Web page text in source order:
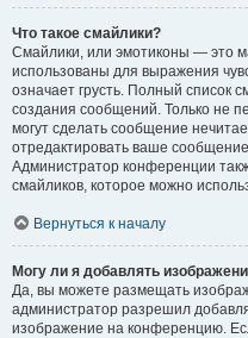
Что такое смайлики?
Смайлики, или эмотиконы — это
использованы для выражения
означает грусть. Полный список
создания сообщений. Только не
могут сделать сообщение
отредактировать ваше
Администратор конференции
смайликов, которое можно
Вернуться к началу
Могу ли я добавлять
Да, вы можете размещать
администратор разрешил
изображение на конференцию.